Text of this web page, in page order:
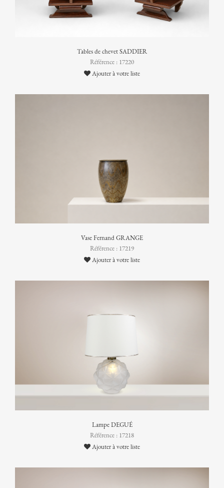
Tables de chevet SADDIER
Référence : 17220
Ajouter à votre liste
Vase Fernand GRANGE
Référence : 17219
Ajouter à votre liste
Lampe DEGUÉ
Référence : 17218
Ajouter à votre liste